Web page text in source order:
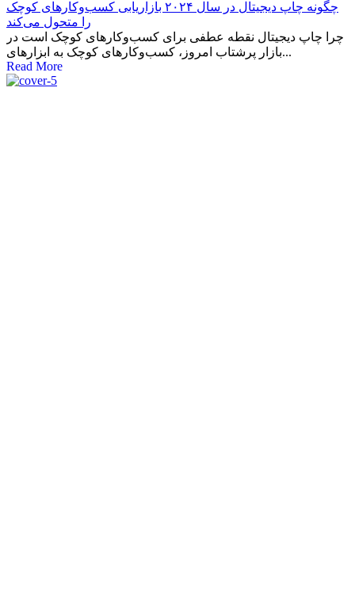
چگونه چاپ دیجیتال در سال ۲۰۲۴ بازاریابی کسب‌وکارهای کوچک
را متحول می‌کند
چرا چاپ دیجیتال نقطه عطفی برای کسب‌وکارهای کوچک است در
بازار پرشتاب امروز، کسب‌وکارهای کوچک به ابزارهای...
Read More